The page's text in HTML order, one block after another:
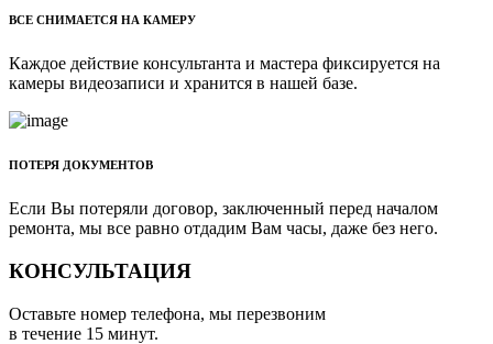
ВСЕ СНИМАЕТСЯ НА КАМЕРУ
Каждое действие консультанта и мастера фиксируется на
камеры видеозаписи и хранится в нашей базе.
ПОТЕРЯ ДОКУМЕНТОВ
Если Вы потеряли договор, заключенный перед началом
ремонта, мы все равно отдадим Вам часы, даже без него.
КОНСУЛЬТАЦИЯ
Оставьте номер телефона, мы перезвоним
в течение 15 минут.